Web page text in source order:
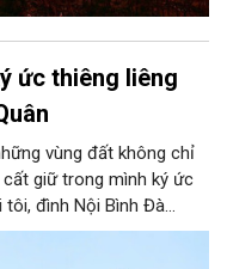
ức thiêng liêng
vùng đất không chỉ
giữ trong mình ký ức
đình Nội Bình Đà
mà còn gắn với tuổi
lịch và với niềm tự hào